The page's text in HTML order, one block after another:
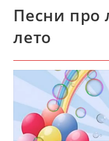
Песни про
лето